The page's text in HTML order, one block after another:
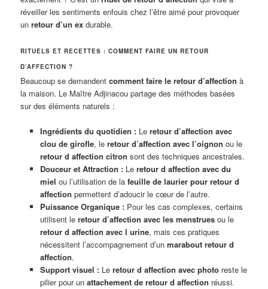
réveiller les sentiments enfouis chez l’être aimé pour provoquer
unretour d’un ex durable.
RITUELS ET RECETTES : COMMENT FAIRE UN RETOUR
D’AFFECTION ?
Beaucoup se demandentcomment faire le retour d’affection à
la maison. Le Maître Adjinacou partage des méthodes basées
sur des éléments naturels :
Ingrédients du quotidien :Le retour d’affection avec
clou de girofle, le retour d’affection avec l’oignon ou le
retour d affection citron sont des techniques ancestrales.
Douceur et Attraction :Le retour d affection avec du
miel ou l’utilisation de la feuille de laurier pour retour d
affection permettent d’adoucir le cœur de l’autre.
Puissance Organique :Pour les cas complexes, certains
utilisent le retour d’affection avec les menstruesou le
retour d affection avec l urine, mais ces pratiques
nécessitent l’accompagnement d’un marabout retour d
affection.
Support visuel :Le retour d affection avec photoreste le
pilier pour un attachement de retour d affection réussi.